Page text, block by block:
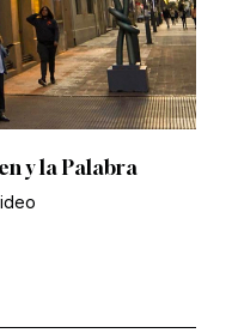
y la Palabra